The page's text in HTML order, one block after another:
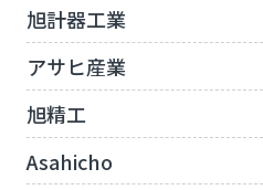
旭計器工業
アサヒ産業
旭精工
Asahicho